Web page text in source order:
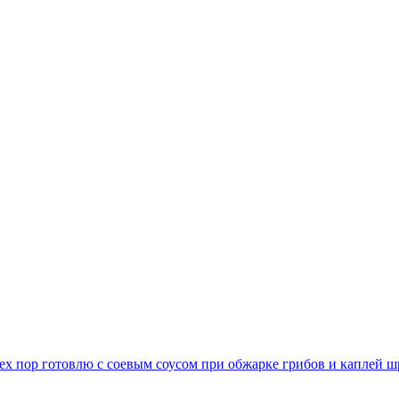
пор готовлю с соевым соусом при обжарке грибов и каплей